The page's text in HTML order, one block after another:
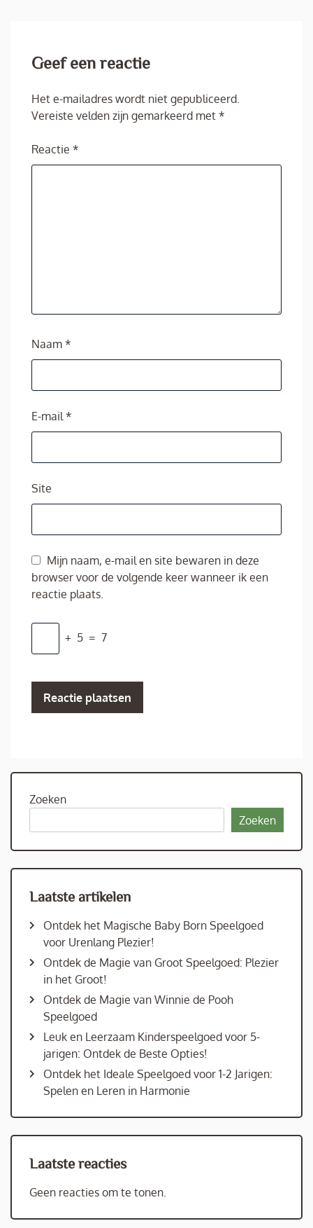
Geef een reactie
Het e-mailadres wordt niet gepubliceerd.
Vereiste velden zijn gemarkeerd met *
Reactie *
Naam *
E-mail*
Site
Mijn naam, e-mail en site bewaren in deze
browser voor de volgende keer wanneer ik een
reactie plaats.
+ 5 = 7
Zoeken
Zoeken
Laatste artikelen
Ontdek het Magische Baby Born Speelgoed
voor Urenlang Plezier!
Ontdek de Magie van Groot Speelgoed: Plezier
in het Groot!
Ontdek de Magie van Winnie de Pooh
Speelgoed
Leuk en Leerzaam Kinderspeelgoed voor 5-
jarigen: Ontdek de Beste Opties!
Ontdek het Ideale Speelgoed voor 1-2 Jarigen:
Spelen en Leren in Harmonie
Laatste reacties
Geen reacties om te tonen.